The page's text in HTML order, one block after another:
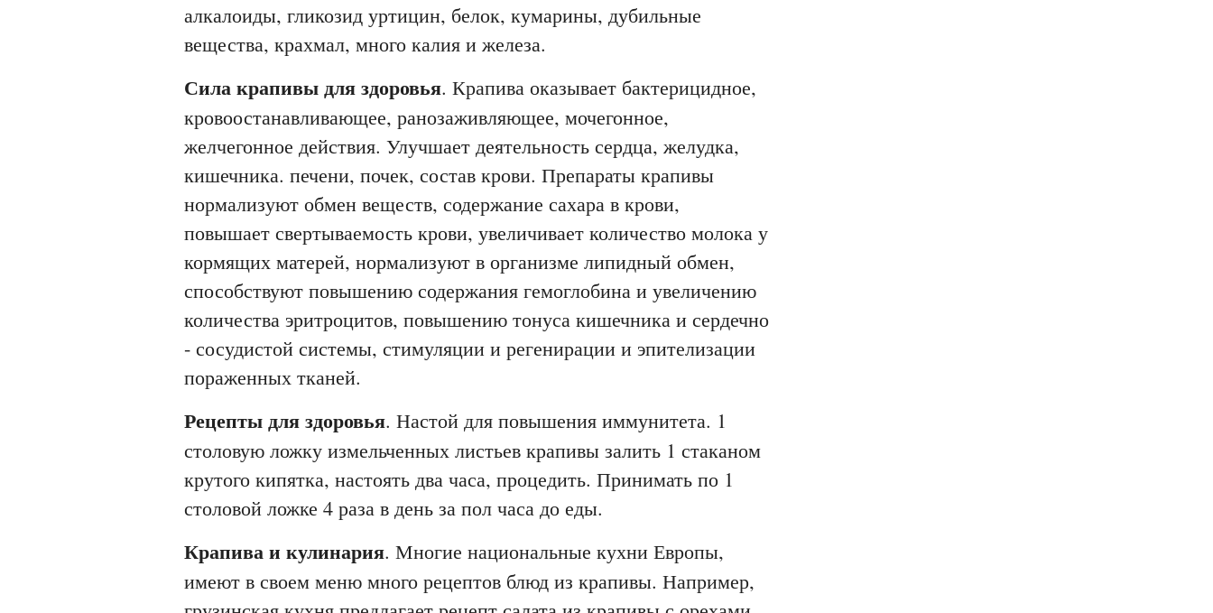
алкалоиды, гликозид уртицин, белок, кумарины, дубильные
вещества, крахмал, много калия и железа.
Сила крапивы для здоровья. Крапива оказывает бактерицидное,
кровоостанавливающее, ранозаживляющее, мочегонное,
желчегонное действия. Улучшает деятельность сердца, желудка,
кишечника. печени, почек, состав крови. Препараты крапивы
нормализуют обмен веществ, содержание сахара в крови,
повышает свертываемость крови, увеличивает количество молока у
кормящих матерей, нормализуют в организме липидный обмен,
способствуют повышению содержания гемоглобина и увеличению
количества эритроцитов, повышению тонуса кишечника и сердечно
- сосудистой системы, стимуляции и регенирации и эпителизации
пораженных тканей.
Рецепты для здоровья. Настой для повышения иммунитета. 1
столовую ложку измельченных листьев крапивы залить 1 стаканом
крутого кипятка, настоять два часа, процедить. Принимать по 1
столовой ложке 4 раза в день за пол часа до еды.
Крапива и кулинария. Многие национальные кухни Европы,
имеют в своем меню много рецептов блюд из крапивы. Например,